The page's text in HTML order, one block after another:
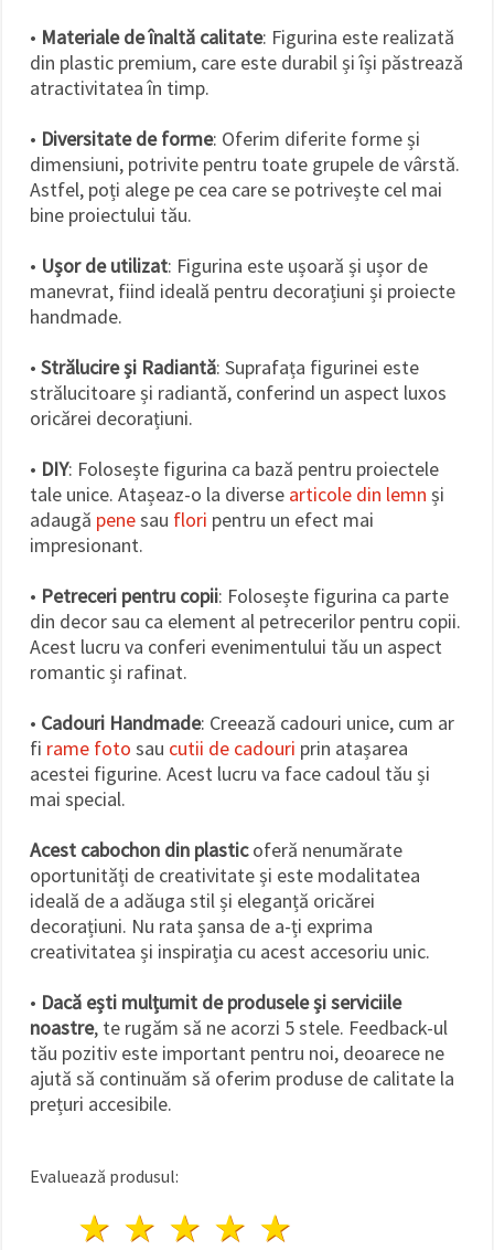
• Materiale de înaltă calitate: Figurina este realizată
din plastic premium, care este durabil și își păstrează
atractivitatea în timp.
• Diversitate de forme: Oferim diferite forme și
dimensiuni, potrivite pentru toate grupele de vârstă.
Astfel, poți alege pe cea care se potrivește cel mai
bine proiectului tău.
• Ușor de utilizat: Figurina este ușoară și ușor de
manevrat, fiind ideală pentru decorațiuni și proiecte
handmade.
• Strălucire și Radiantă: Suprafața figurinei este
strălucitoare și radiantă, conferind un aspect luxos
oricărei decorațiuni.
• DIY: Folosește figurina ca bază pentru proiectele
tale unice. Atașeaz-o la diverse articole din lemn și
adaugă penesau flori pentru un efect mai
impresionant.
• Petreceri pentru copii: Folosește figurina ca parte
din decor sau ca element al petrecerilor pentru copii.
Acest lucru va conferi evenimentului tău un aspect
romantic și rafinat.
• Cadouri Handmade: Creează cadouri unice, cum ar
fi rame foto sau cutii de cadouri prin atașarea
acestei figurine. Acest lucru va face cadoul tău și
mai special.
Acest cabochon din plasticoferă nenumărate
oportunități de creativitate și este modalitatea
ideală de a adăuga stil și eleganță oricărei
decorațiuni. Nu rata șansa de a-ți exprima
creativitatea și inspirația cu acest accesoriu unic.
• Dacă ești mulțumit de produsele și serviciile
noastre, te rugăm să ne acorzi 5 stele. Feedback-ul
tău pozitiv este important pentru noi, deoarece ne
ajută să continuăm să oferim produse de calitate la
prețuri accesibile.
Evaluează produsul:
4 stele
3 stele
2 stele
1 stea